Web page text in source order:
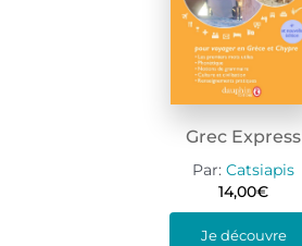
Grec Express
Par: Catsiapis
14,00€
Je découvre